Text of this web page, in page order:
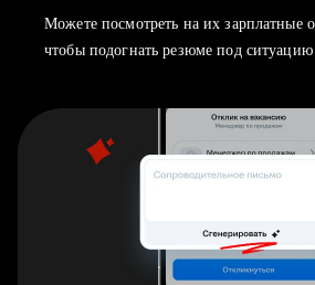
Можете посмотреть на их зарплатные
чтобы подогнать резюме под